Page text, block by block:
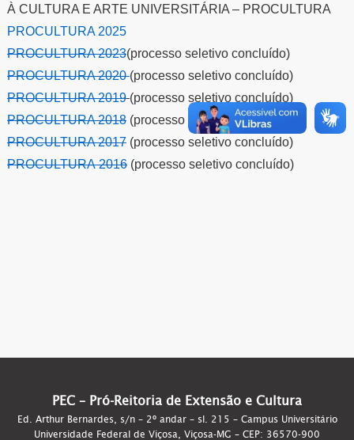
À CULTURA E ARTE UNIVERSITÁRIA – PROCULTURA
PROCULTURA 2025
PROCULTURA 2023(processo seletivo concluído)
PROCULTURA 2020(processo seletivo concluído)
PROCULTURA 2019 (processo seletivo concluído)
PROCULTURA 2018 (processo seletivo concluído)
PROCULTURA 2017(processo seletivo concluído)
PROCULTURA 2016(processo seletivo concluído)
PEC – Pró-Reitoria de Extensão e Cultura
Ed. Arthur Bernardes, s/n – 2º andar – sl. 215 – Campus Universitário
Universidade Federal de Viçosa, Viçosa-MG – CEP: 36570-900